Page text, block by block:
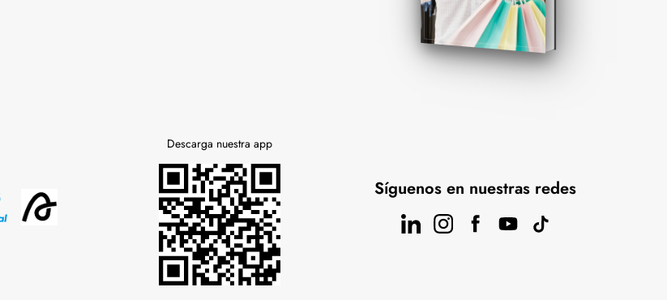
Descarga nuestra app
Síguenos en nuestras redes